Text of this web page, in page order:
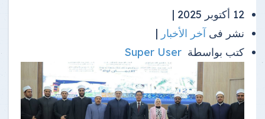
12 أكتوبر 2025 |
نشر فى آخر الأخبار |
كتب بواسطة Super User